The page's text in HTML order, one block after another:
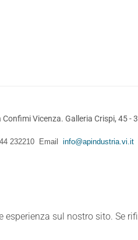
Vicenza. Galleria Crispi, 45 -
232210 Email info@apindustria.vi.it
sul nostro sito. Se